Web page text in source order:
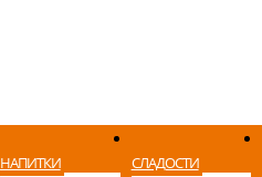
НАПИТКИ СЛАДОСТИ